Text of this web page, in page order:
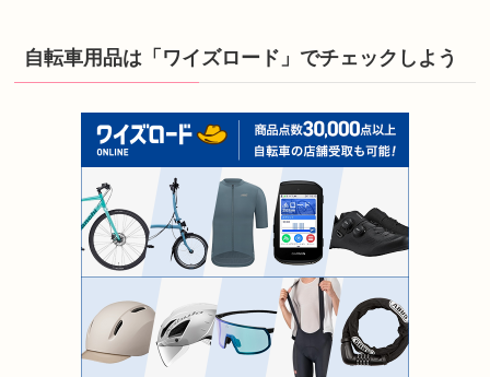
自転車用品は「ワイズロード」でチェックしよう